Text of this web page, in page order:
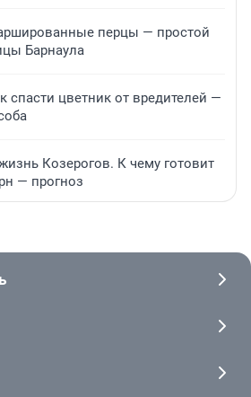
перцы — простой
Барнаула
спасти цветник от вредителей —
Козерогов. К чему готовит
— прогноз